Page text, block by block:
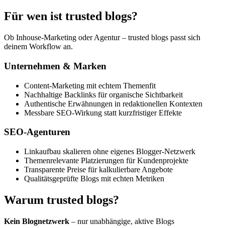
Für wen ist trusted blogs?
Ob Inhouse-Marketing oder Agentur – trusted blogs passt sich
deinem Workflow an.
Unternehmen & Marken
Content-Marketing mit echtem Themenfit
Nachhaltige Backlinks für organische Sichtbarkeit
Authentische Erwähnungen in redaktionellen Kontexten
Messbare SEO-Wirkung statt kurzfristiger Effekte
SEO-Agenturen
Linkaufbau skalieren ohne eigenes Blogger-Netzwerk
Themenrelevante Platzierungen für Kundenprojekte
Transparente Preise für kalkulierbare Angebote
Qualitätsgeprüfte Blogs mit echten Metriken
Warum trusted blogs?
Kein Blognetzwerk – nur unabhängige, aktive Blogs